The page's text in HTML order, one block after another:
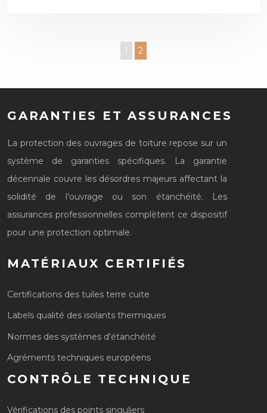
1 2
GARANTIES ET ASSURANCES
La protection des ouvrages de toiture repose sur un
système de garanties spécifiques. La garantie
décennale couvre les désordres majeurs affectant la
solidité de l’ouvrage ou son étanchéité. Les
assurances professionnelles complètent ce dispositif
pour une protection optimale.
MATÉRIAUX CERTIFIÉS
Certifications des tuiles terre cuite
Labels qualité des isolants thermiques
Normes des systèmes d'étanchéité
Agréments techniques européens
CONTRÔLE TECHNIQUE
Vérifications des points singuliers